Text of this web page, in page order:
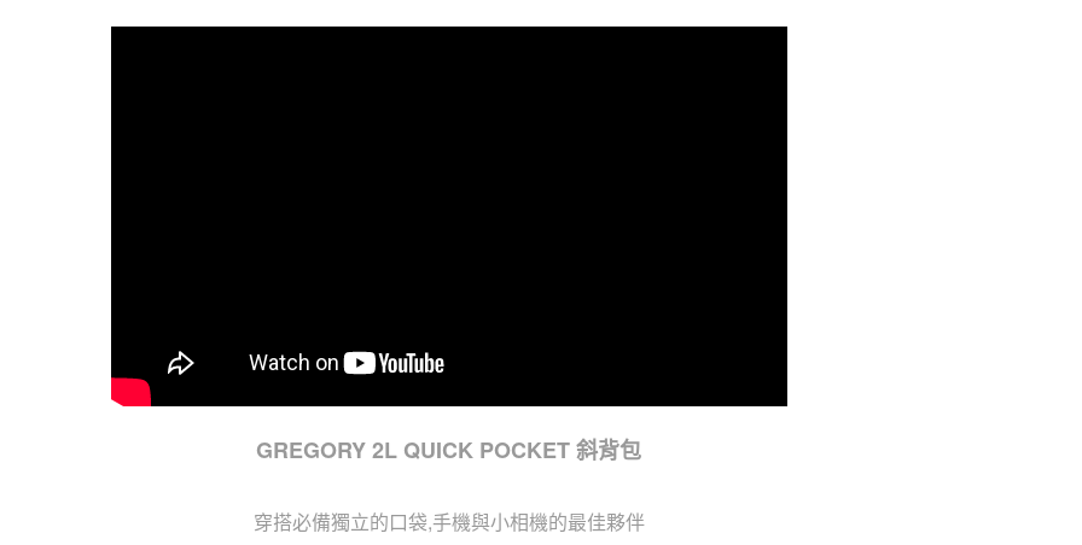
GREGORY 2L QUICK POCKET 斜背包
穿搭必備獨立的口袋,手機與小相機的最佳夥伴